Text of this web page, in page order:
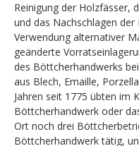
Reinigung der Holzfässer,
und das Nachschlagen
Verwendung alternativer
geänderte
des Böttcherhandwerks
aus Blech, Emaille,
Jahren seit 1775 übten im
Böttcherhandwerk oder
Ort noch drei
Böttcherhandwerk tätig,